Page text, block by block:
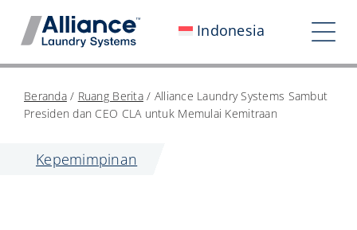
Indonesia
Bekerja Bersama Kami
Dampak Kami
Beranda/ Ruang Berita/ Alliance Laundry Systems Sambut
Presiden dan CEO CLA untuk Memulai Kemitraan
Kepemimpinan